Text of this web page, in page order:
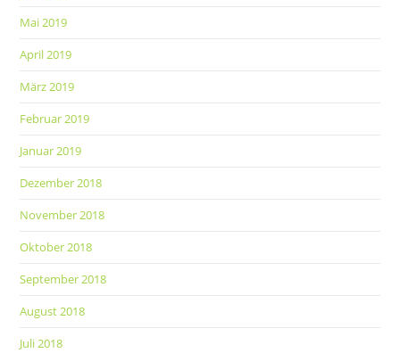
Mai 2019
April 2019
März 2019
Februar 2019
Januar 2019
Dezember 2018
November 2018
Oktober 2018
September 2018
August 2018
Juli 2018